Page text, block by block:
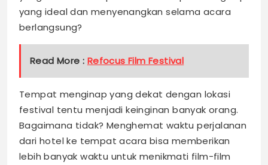
yang ideal dan menyenangkan selama acara
berlangsung?
Read More : Refocus Film Festival
Tempat menginap yang dekat dengan lokasi
festival tentu menjadi keinginan banyak orang.
Bagaimana tidak? Menghemat waktu perjalanan
dari hotel ke tempat acara bisa memberikan
lebih banyak waktu untuk menikmati film-film